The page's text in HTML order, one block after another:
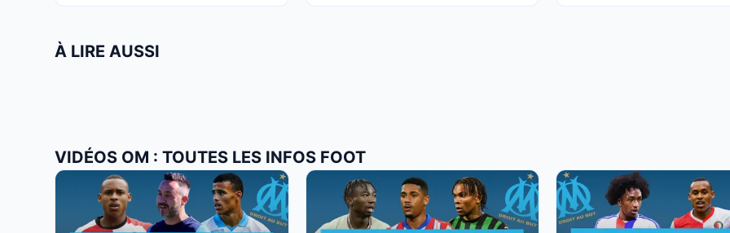
À LIRE AUSSI
VIDÉOS OM : TOUTES LES INFOS FOOT